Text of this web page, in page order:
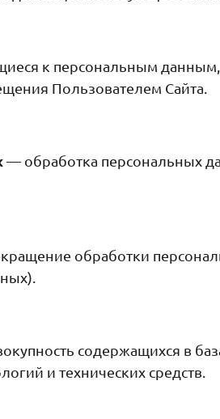
к персональным данным,
Пользователем Сайта.
— обработка персональных
обработки
содержащихся в
и технических средств.